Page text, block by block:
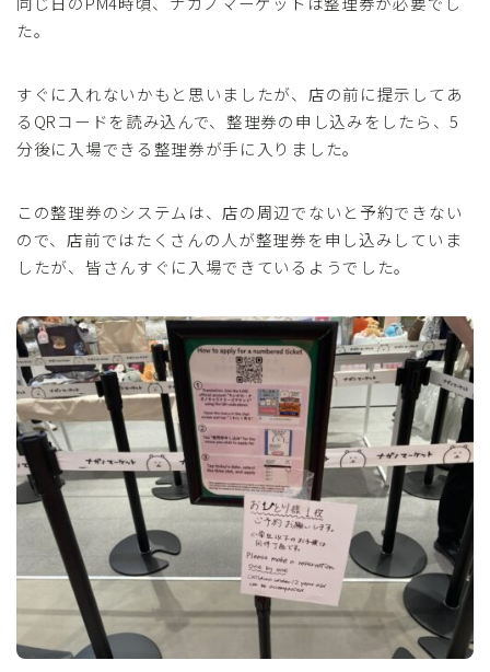
た。
すぐに入れないかもと思いましたが、店の前に提示してあ
るQRコードを読み込んで、整理券の申し込みをしたら、5
分後に入場できる整理券が手に入りました。
この整理券のシステムは、店の周辺でないと予約できない
ので、店前ではたくさんの人が整理券を申し込みしていま
したが、皆さんすぐに入場できているようでした。